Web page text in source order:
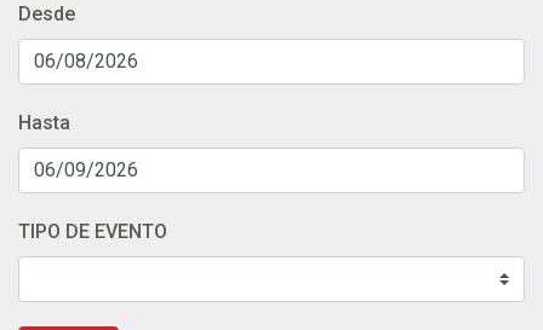
Desde
Hasta
TIPO DE EVENTO